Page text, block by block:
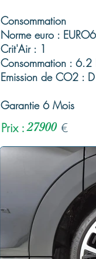
Consommation
Norme euro : EURO6
Crit'Air : 1
Consommation :
Emission de CO2 :
Garantie 6 Mois
Prix : 27900 €